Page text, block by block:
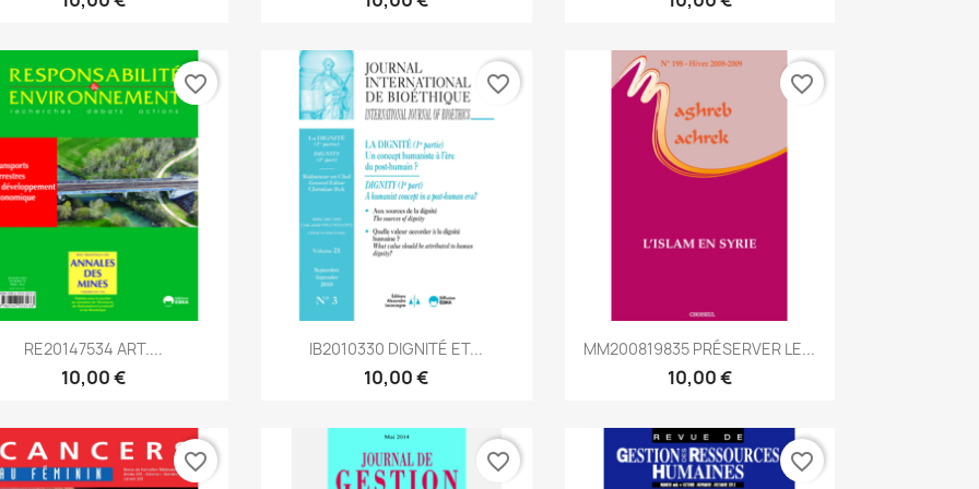
Aperçu rapide
RE20147534 ART....
10,00 €
favorite_border
Aperçu rapide
IB2010330 DIGNITÉ ET...
10,00 €
favorite_border
Aperçu rapide
MM200819835 PRÉSERVER LE...
10,00 €
favorite_border
favorite_border favorite_border favorite_border